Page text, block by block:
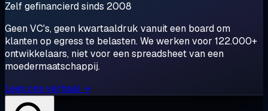
Zelf gefinancierd sinds 2008
Geen VC's, geen kwartaaldruk vanuit een board om
klanten op egress te belasten. We werken voor 122.000+
ontwikkelaars, niet voor een spreadsheet van een
moedermaatschappij.
Lees ons verhaal →